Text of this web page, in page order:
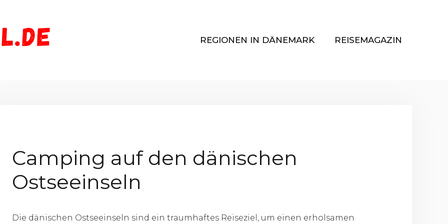
REGIONEN IN DÄNEMARK REISEMAGAZIN
Camping auf den dänischen
Ostseeinseln
Die dänischen Ostseeinseln sind ein traumhaftes Reiseziel, um einen erholsamen